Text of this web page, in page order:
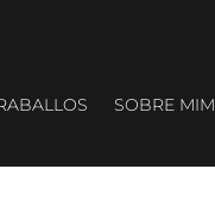
SOBRE MIM